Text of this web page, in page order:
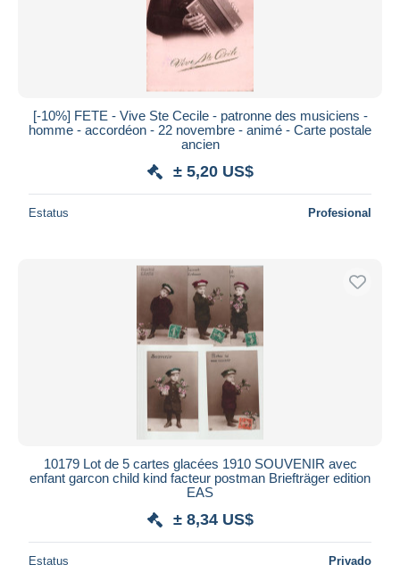
[-10%] FETE - Vive Ste Cecile - patronne des musiciens -
homme - accordéon - 22 novembre - animé - Carte postale
ancien
± 5,20 US$
Estatus Profesional
10179 Lot de 5 cartes glacées 1910 SOUVENIR avec
enfant garcon child kind facteur postman Briefträger edition
EAS
± 8,34 US$
Estatus Privado